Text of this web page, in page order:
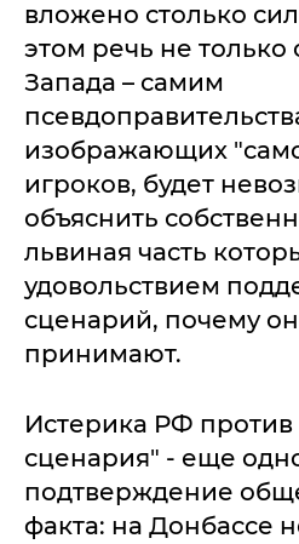
вложено столько
этом речь не только
Запада – самим
изображающих
игроков, будет
объяснить
львиная часть
удовольствием
сценарий, почему
принимают.
Истерика РФ против
сценария" - еще
подтверждение
факта: на Донбассе